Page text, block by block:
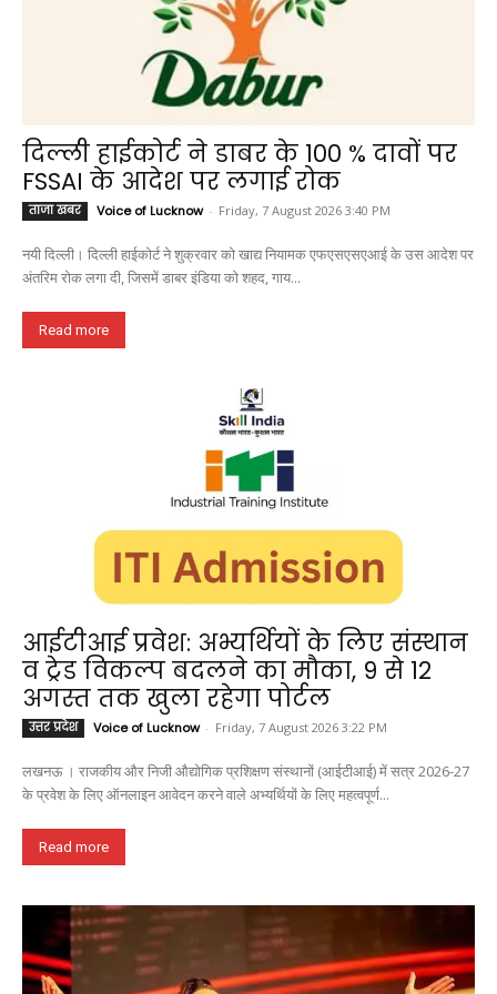
दिल्ली हाईकोर्ट ने डाबर के 100 % दावों पर
FSSAI के आदेश पर लगाई रोक
ताजा खबर Voice of Lucknow - Friday, 7 August 2026 3:40 PM
नयी दिल्ली। दिल्ली हाईकोर्ट ने शुक्रवार को खाद्य नियामक एफएसएसएआई के उस आदेश पर
अंतरिम रोक लगा दी, जिसमें डाबर इंडिया को शहद, गाय...
Read more
आईटीआई प्रवेश: अभ्यर्थियों के लिए संस्थान
व ट्रेड विकल्प बदलने का मौका, 9 से 12
अगस्त तक खुला रहेगा पोर्टल
उत्तर प्रदेश Voice of Lucknow - Friday, 7 August 2026 3:22 PM
लखनऊ । राजकीय और निजी औद्योगिक प्रशिक्षण संस्थानों (आईटीआई) में सत्र 2026-27
के प्रवेश के लिए ऑनलाइन आवेदन करने वाले अभ्यर्थियों के लिए महत्वपूर्ण...
Read more